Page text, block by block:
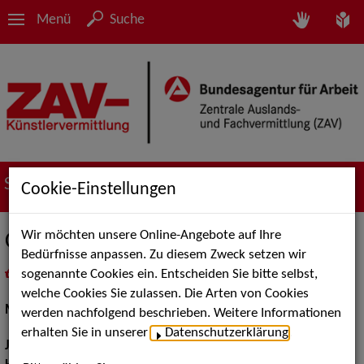
Menü Suche
Suche nach Künstler*innen
Christin Bonin
als PDF speichern
inMeine Merklistelegen
Musical:Darstellerin, Sängerin
Jahrgang:
Cookie-Einstellungen
Wir möchten unsere Online-Angebote auf Ihre
Bedürfnisse anpassen. Zu diesem Zweck setzen wir
sogenannte Cookies ein. Entscheiden Sie bitte selbst,
welche Cookies Sie zulassen. Die Arten von Cookies
werden nachfolgend beschrieben. Weitere Informationen
erhalten Sie in unserer
Datenschutzerklärung